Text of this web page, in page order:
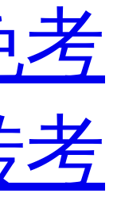
考
考